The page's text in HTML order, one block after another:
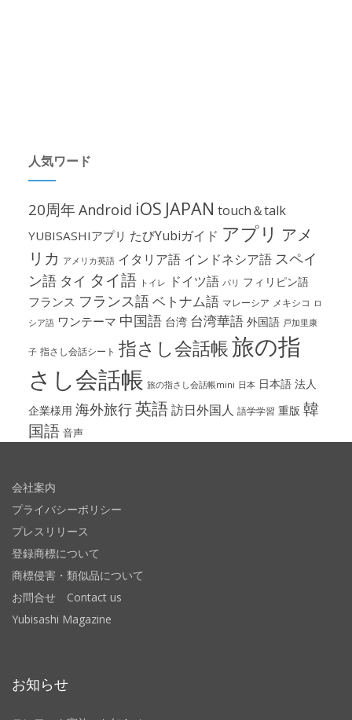
人気ワード
20周年Android iOS JAPAN touch＆talk
YUBISASHIアプリ たびYubiガイド アプリ アメ
リカ アメリカ英語 イタリア語 インドネシア語 スペイ
ン語 タイ タイ語 トイレ ドイツ語 パリ フィリピン語
フランス フランス語ベトナム語 マレーシア メキシコ ロ
シア語 ワンテーマ 中国語 台湾 台湾華語 外国語 戸加里康
子 指さし会話シート 指さし会話帳旅の指
さし会話帳 旅の指さし会話帳mini 日本 日本語 法人
企業様用 海外旅行英語訪日外国人 語学学習 重版 韓
国語 音声
会社案内
プライバシーポリシー
プレスリリース
登録商標について
商標侵害・類似品について
お問合せ Contact us
Yubisashi Magazine
お知らせ